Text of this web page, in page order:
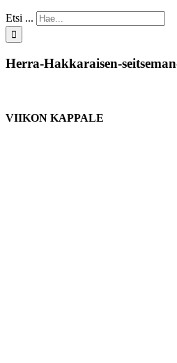
Etsi ...
Herra-Hakkaraisen-
VIIKON KAPPALE